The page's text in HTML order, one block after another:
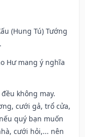
(Hung Tú) Tướng
Hư mang ý nghĩa
không may.
cưới gả, trổ cửa,
quý bạn muốn
cưới hỏi,... nên